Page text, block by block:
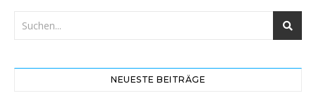
NEUESTE BEITRÄGE